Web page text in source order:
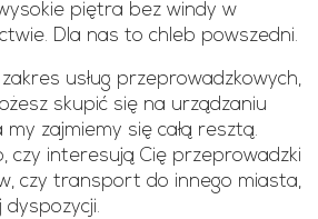
piętra bez windy w
Dla nas to chleb powszedni.
usług przeprowadzkowych,
skupić się na urządzaniu
zajmiemy się całą resztą.
czy interesują Cię przeprowadzki
czy transport do innego miasta,
dyspozycji.